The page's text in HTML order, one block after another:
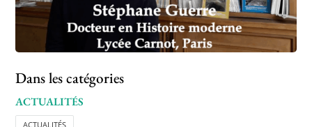
Dans les catégories
ACTUALITÉS
ACTUALITÉS